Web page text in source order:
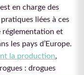
en charge des
liées à ces
réglementation et
les pays d’Europe.
la production,
: drogues